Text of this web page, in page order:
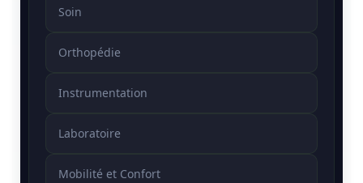
Soin
Orthopédie
Instrumentation
Laboratoire
Mobilité et Confort